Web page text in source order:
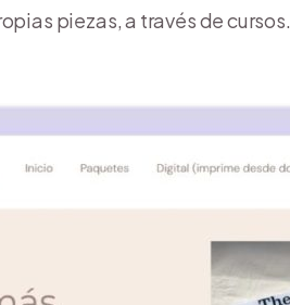
piezas, a través de cursos.